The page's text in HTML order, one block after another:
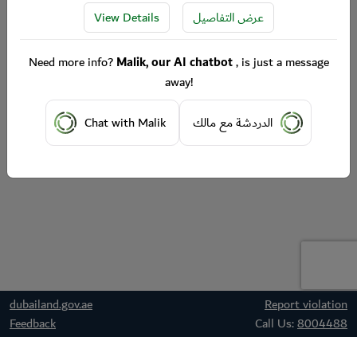
dubailand.gov.ae
Report violation
Feedback
Call Us:8004488
View Details
عرض التفاصيل
Need more info?Malik, our AI chatbot, is just a message
away!
Chat with Malik
الدردشة مع مالك